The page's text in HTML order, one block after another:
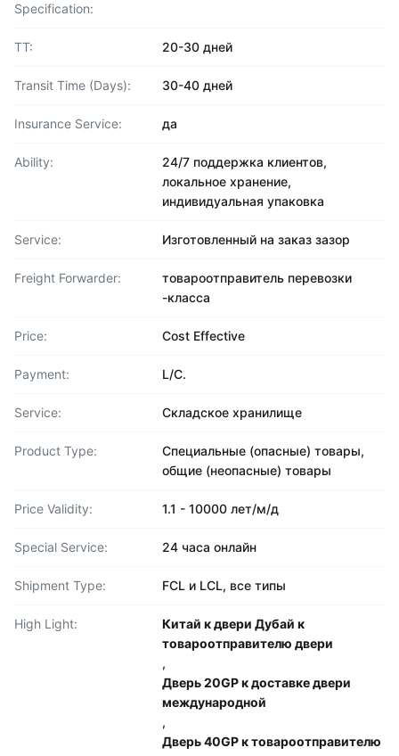
Specification:
TT: 20-30 дней
Transit Time (Days): 30-40 дней
Insurance Service: да
Ability:
24/7 поддержка клиентов,
локальное хранение,
индивидуальная упаковка
Service: Изготовленный на заказ зазор
Freight Forwarder:
товароотправитель перевозки
-класса
Price: Cost Effective
Payment: L/C.
Service: Складское хранилище
Product Type:
Специальные (опасные) товары,
общие (неопасные) товары
Price Validity: 1.1 - 10000 лет/м/д
Special Service: 24 часа онлайн
Shipment Type: FCL и LCL, все типы
High Light:
Китай к двери Дубай к
товароотправителю двери
,
Дверь 20GP к доставке двери
международной
,
Дверь 40GP к товароотправителю